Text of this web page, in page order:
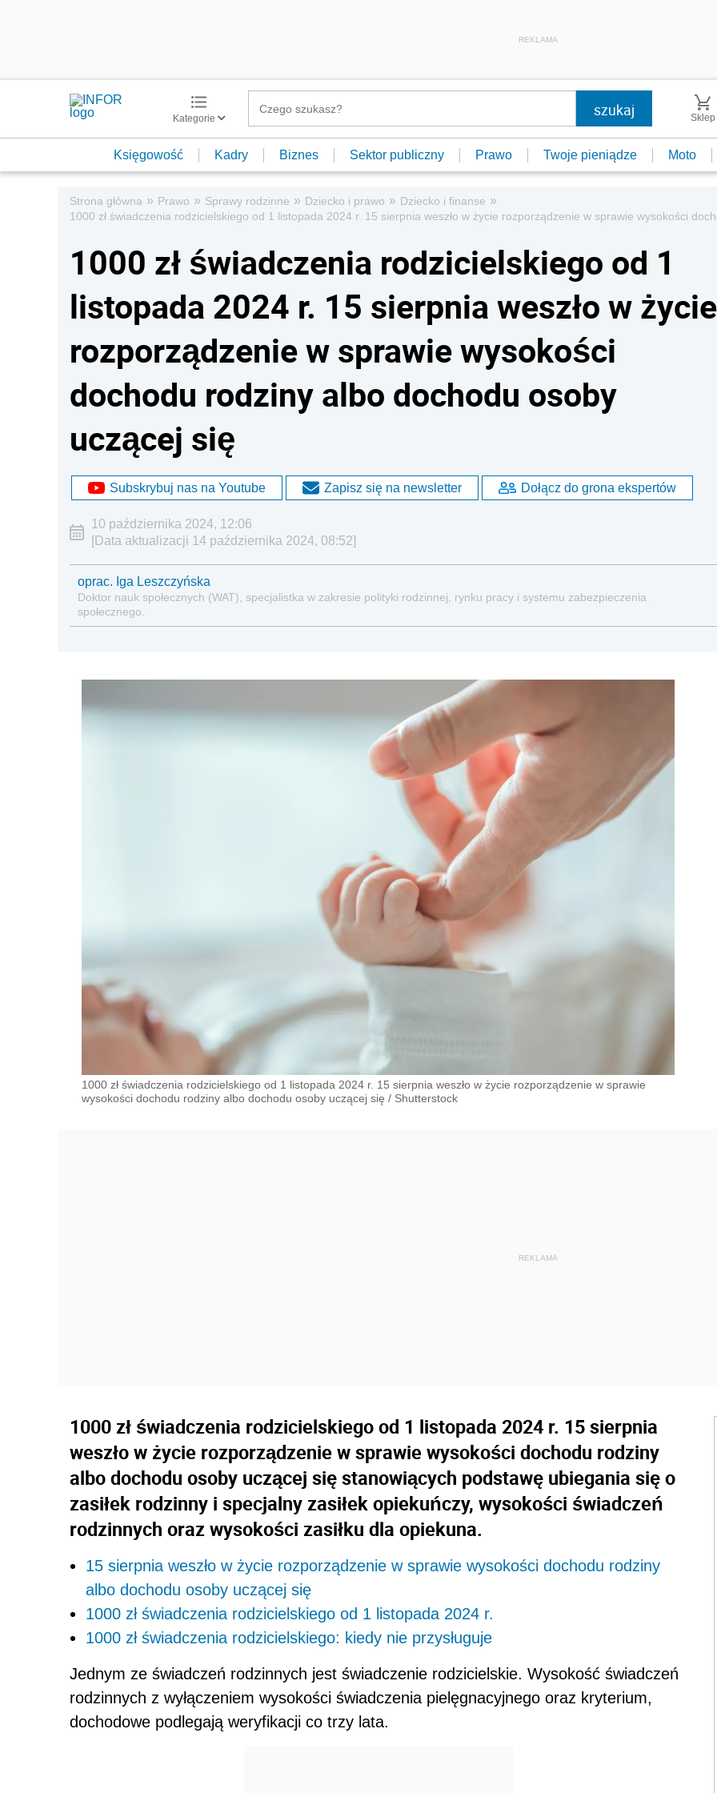
REKLAMA
Kategorie Sklep
Księgowość Kadry Biznes Sektor publiczny Prawo Twoje pieniądze Moto
Strona główna » Prawo » Sprawy rodzinne » Dziecko i prawo » Dziecko i finanse »
1000 zł świadczenia rodzicielskiego od 1 listopada 2024 r. 15 sierpnia weszło w życie rozporządzenie w sprawie wysokości
1000 zł świadczenia rodzicielskiego od 1
listopada 2024 r. 15 sierpnia weszło w życie
rozporządzenie w sprawie wysokości
dochodu rodziny albo dochodu osoby
uczącej się
Subskrybuj nas na Youtube Zapisz się na newsletter Dołącz do grona ekspertów
10 października 2024, 12:06
[Data aktualizacji 14 października 2024, 08:52]
oprac. Iga Leszczyńska
Doktor nauk społecznych (WAT), specjalistka w zakresie polityki rodzinnej, rynku pracy i systemu zabezpieczenia
społecznego.
1000 zł świadczenia rodzicielskiego od 1 listopada 2024 r. 15 sierpnia weszło w życie rozporządzenie w sprawie
wysokości dochodu rodziny albo dochodu osoby uczącej się / Shutterstock
1000 zł świadczenia rodzicielskiego od 1 listopada 2024 r. 15 sierpnia
weszło w życie rozporządzenie w sprawie wysokości dochodu rodziny
albo dochodu osoby uczącej się stanowiących podstawę ubiegania się o
zasiłek rodzinny i specjalny zasiłek opiekuńczy, wysokości świadczeń
rodzinnych oraz wysokości zasiłku dla opiekuna.
15 sierpnia weszło w życie rozporządzenie w sprawie wysokości dochodu rodziny
albo dochodu osoby uczącej się
1000 zł świadczenia rodzicielskiego od 1 listopada 2024 r.
1000 zł świadczenia rodzicielskiego: kiedy nie przysługuje
Jednym ze świadczeń rodzinnych jest świadczenie rodzicielskie. Wysokość świadczeń
rodzinnych z wyłączeniem wysokości świadczenia pielęgnacyjnego oraz kryterium,
dochodowe podlegają weryfikacji co trzy lata.